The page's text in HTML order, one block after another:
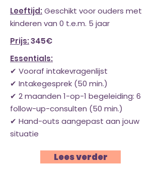
Leeftijd:Geschikt voor ouders met
kinderen van 0 t.e.m. 5 jaar
Prijs:345€
Essentials:
✔ Vooraf intakevragenlijst
✔ Intakegesprek (50 min.)
✔ 2 maanden 1-op-1 begeleiding: 6
follow-up-consulten (50 min.)
✔ Hand-outs aangepast aan jouw
situatie
Lees verder